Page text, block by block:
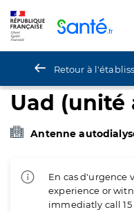
Retour à
Uad (unité
Antenne
En cas d'urgence
experience or
immediatly call